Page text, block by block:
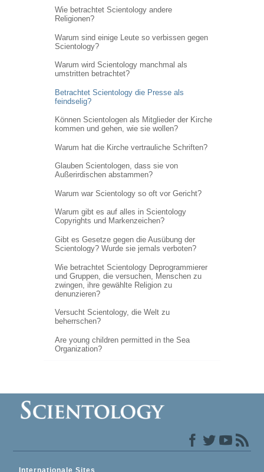
Wie betrachtet Scientology andere
Religionen?
Warum sind einige Leute so verbissen gegen
Scientology?
Warum wird Scientology manchmal als
umstritten betrachtet?
Betrachtet Scientology die Presse als
feindselig?
Können Scientologen als Mitglieder der Kirche
kommen und gehen, wie sie wollen?
Warum hat die Kirche vertrauliche Schriften?
Glauben Scientologen, dass sie von
Außerirdischen abstammen?
Warum war Scientology so oft vor Gericht?
Warum gibt es auf alles in Scientology
Copyrights und Markenzeichen?
Gibt es Gesetze gegen die Ausübung der
Scientology? Wurde sie jemals verboten?
Wie betrachtet Scientology Deprogrammierer
und Gruppen, die versuchen, Menschen zu
zwingen, ihre gewählte Religion zu
denunzieren?
Versucht Scientology, die Welt zu
beherrschen?
Are young children permitted in the Sea
Organization?